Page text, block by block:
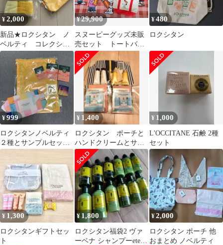
¥2,000
新品★ロクシタン ノ
ベルティ コレクショ
ンポーチとリバーシブ
ルバスタオル
¥29,900
スヌーピーグッズ未販
売セット トートバッ
グ・箱・缶・食器等全
部で64コ
¥480
ロクシタン
¥999
ロクシタンノベルティ
２種とサンプルセット
(旧処方)
¥ 1,400
ロクシタン ポーチと
ハンドクリームとサン
プルたくさん
¥ 1,000
L'OCCITANE 石鹸 2種
セット
¥ 1,300
ロクシタンギフトセッ
ト
¥ 1,800
ロクシタン福袋2 ヴァ
ーベナ シャンプーete4
¥2,000
ロクシタン ポーチ 他
おまとめ ノベルティ